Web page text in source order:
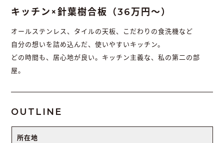
キッチン×針葉樹合板（36万円〜）
オールステンレス、タイルの天板、こだわりの食洗機など
自分の想いを詰め込んだ、使いやすいキッチン。
どの時間も、居心地が良い。キッチン主義な、私の第二の部
屋。
OUTLINE
所在地